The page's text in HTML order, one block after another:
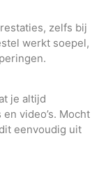
zelfs bij
werkt soepel,
je altijd
video’s. Mocht
eenvoudig uit